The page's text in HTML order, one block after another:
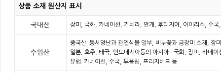
상품 소재 원산지 표시
국내산 장미, 국화, 카네이션, 거베라, 안개, 후리지아, 아이리스, 수
수입산
중국산: 동서양난과 관엽식물 일부, 비누꽃과 금장미 소재, 장
일본, 호주, 태국, 인도네시아등의 아시아 - 국화, 장미, 카네
유럽: 카네이션, 수국, 튜울립, 프리지버드 등